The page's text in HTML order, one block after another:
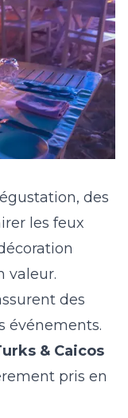
des
les feux
valeur.
des
événements.
& Caicos
pris en